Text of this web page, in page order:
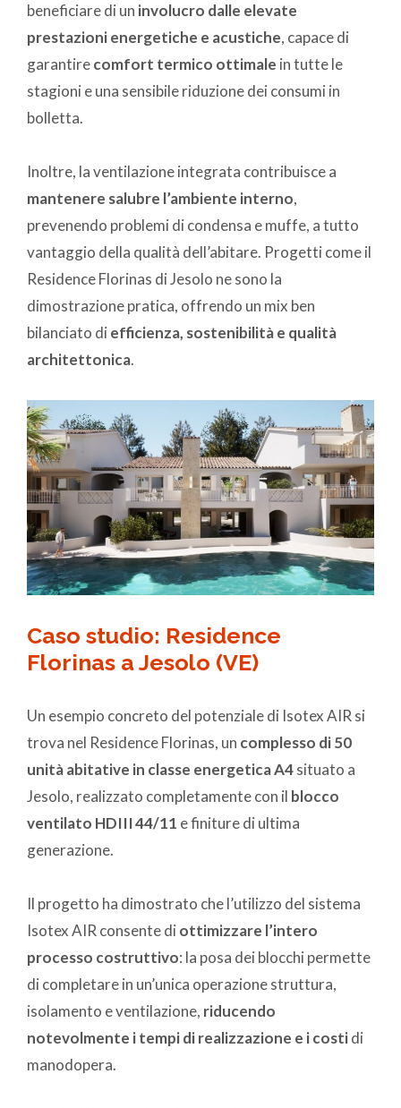
beneficiare di un involucro dalle elevate
prestazioni energetiche e acustiche, capace di
garantirecomfort termico ottimale in tutte le
stagioni e una sensibile riduzione dei consumi in
bolletta.
Inoltre, la ventilazione integrata contribuisce a
mantenere salubre l’ambiente interno,
prevenendo problemi di condensa e muffe, a tutto
vantaggio della qualità dell’abitare. Progetti come il
Residence Florinas di Jesolo ne sono la
dimostrazione pratica, offrendo un mix ben
bilanciato di efficienza, sostenibilità e qualità
architettonica.
Caso studio: Residence
Florinas a Jesolo (VE)
Un esempio concreto del potenziale di Isotex AIR si
trova nel Residence Florinas, un complesso di 50
unità abitative in classe energetica A4situato a
Jesolo, realizzato completamente con il blocco
ventilato HDIII 44/11 e finiture di ultima
generazione.
Il progetto ha dimostrato che l’utilizzo del sistema
Isotex AIR consente di ottimizzare l’intero
processo costruttivo: la posa dei blocchi permette
di completare in un’unica operazione struttura,
isolamento e ventilazione, riducendo
notevolmente i tempi di realizzazione e i costidi
manodopera.